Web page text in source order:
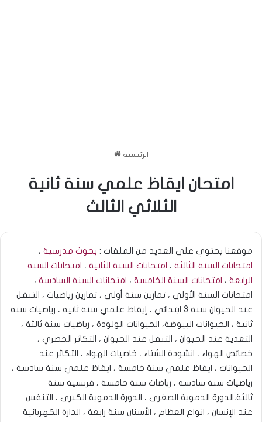
الرئيسية
امتحان ايقاظ علمي سنة ثانية
الثلاثي الثالث
موقعنا يحتوي على العديد من الملفات : بحوث مدرسية ،
امتحانات السنة الثالثة ، امتحانات السنة الثانية ، امتحانات السنة
الرابعة ، امتحانات السنة الخامسة ، امتحانات السنة السادسة ،
امتحانات السنة الأولى ، تمارين سنة أولى ، تمارين رياضيات ، التنقل
عند الحيوان سنة 3 ابتدائي ، إيقاظ علمي سنة ثانية ، رياضيات سنة
ثانية ، الحيوانات البيوضة، الحيوانات الولودة ، رياضيات سنة ثالثة ،
التغذية عند الحيوان ، التنقل عند الحيوان ، التكاثر الخضري ،
خصائص الهواء ، انشودة الشتاء ، خاصيات الهواء ، التكاثر عند
الحيوانات ، ايقاظ علمي سنة خامسة ، ايقاظ علمي سنة سادسة ،
رياضيات سنة سادسة ، رياضات سنة خامسة ، فرنسية سنة
ثالثة،الدورة الدموية الصغرى ، الدورة الدموية الكبرى ، التنفس
عند الإنسان ، انواع العظام ، الأسنان سنة رابعة ، الدارة الكهربائية